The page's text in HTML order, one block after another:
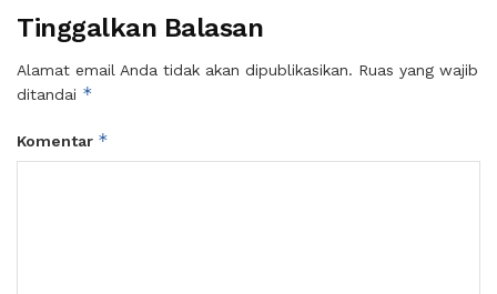
Tinggalkan Balasan
Alamat email Anda tidak akan dipublikasikan. Ruas yang wajib
ditandai *
Komentar *